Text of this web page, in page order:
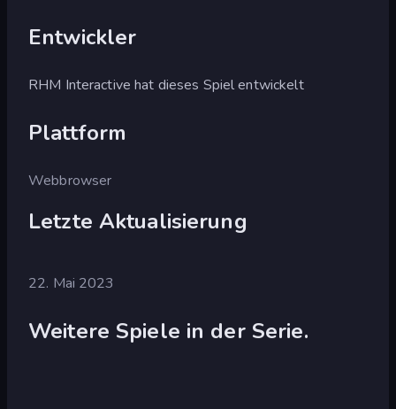
Entwickler
RHM Interactive hat dieses Spiel entwickelt
Plattform
Webbrowser
Letzte Aktualisierung
22. Mai 2023
Weitere Spiele in der Serie.